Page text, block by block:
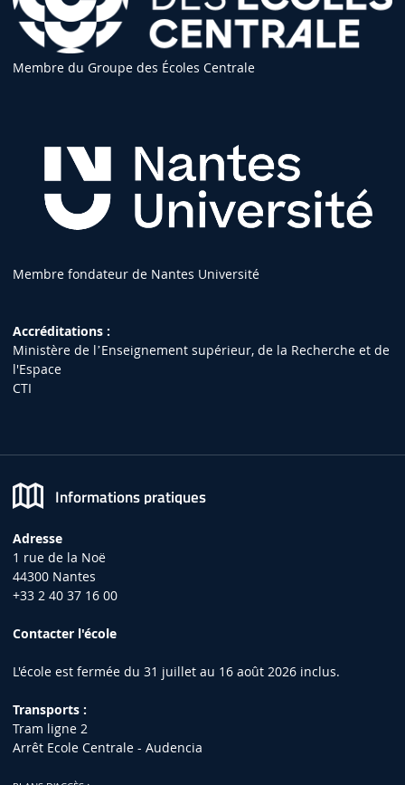
Membre du Groupe des Écoles Centrale
Membre fondateur de Nantes Université
Accréditations :
Ministère de lʼEnseignement supérieur, de la Recherche et de
l'Espace
CTI
Informations pratiques
Adresse
1 rue de la Noë
44300 Nantes
+33 2 40 37 16 00
Contacter l'école
L'école est fermée du 31 juillet au 16 août 2026 inclus.
Transports :
Tram ligne 2
Arrêt Ecole Centrale - Audencia